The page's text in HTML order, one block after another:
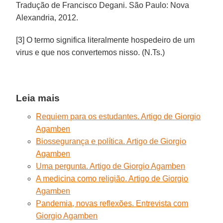
Tradução de Francisco Degani. São Paulo: Nova
Alexandria, 2012.
[3] O termo significa literalmente hospedeiro de um
virus e que nos convertemos nisso. (N.Ts.)
Leia mais
Requiem para os estudantes. Artigo de Giorgio
Agamben
Biossegurança e política. Artigo de Giorgio
Agamben
Uma pergunta. Artigo de Giorgio Agamben
A medicina como religião. Artigo de Giorgio
Agamben
Pandemia, novas reflexões. Entrevista com
Giorgio Agamben